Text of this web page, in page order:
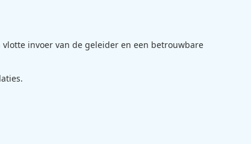
invoer van de geleider en een betrouwbare